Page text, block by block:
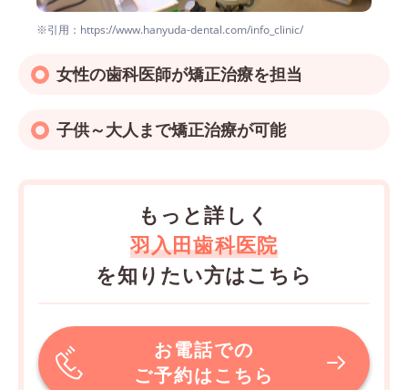
※引用：https://www.hanyuda-dental.com/info_clinic/
女性の歯科医師が矯正治療を担当
子供～大人まで矯正治療が可能
もっと詳しく
羽入田歯科医院
を知りたい方はこちら
お電話での
ご予約はこちら